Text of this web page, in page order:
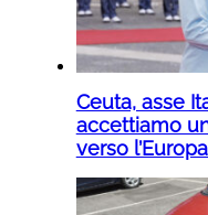
Ceuta, asse
accettiamo
verso